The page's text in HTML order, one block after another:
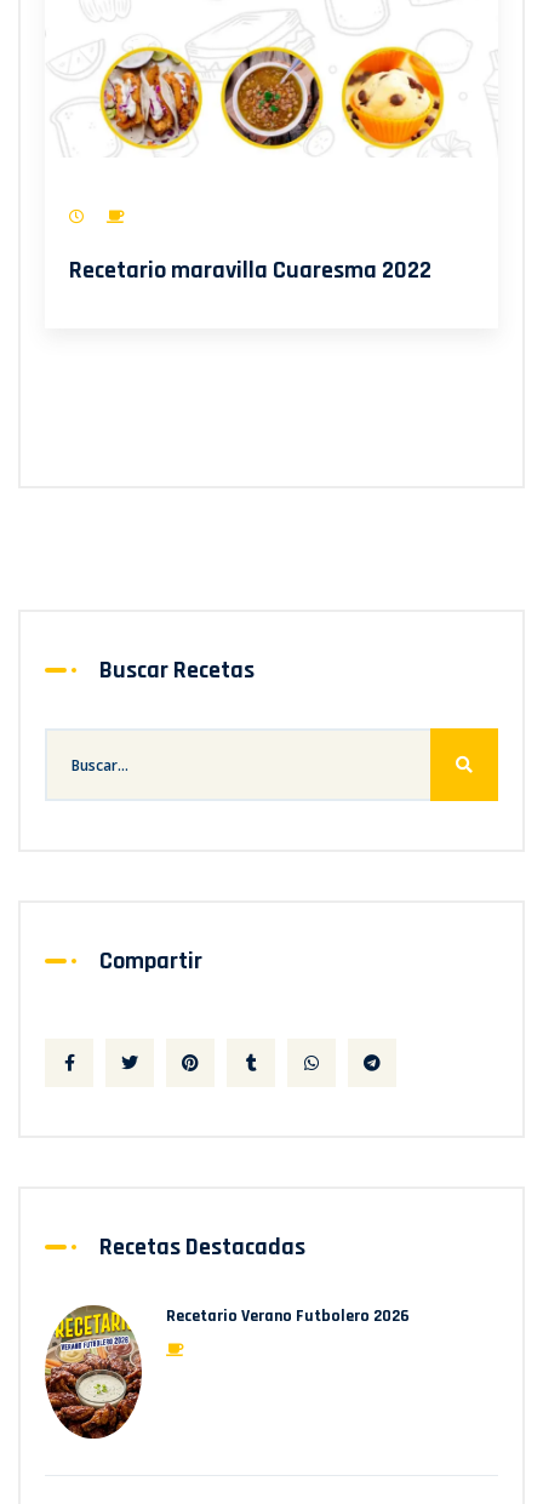
Recetario maravilla Cuaresma 2022
Buscar Recetas
Compartir
Recetas Destacadas
Recetario Verano Futbolero 2026